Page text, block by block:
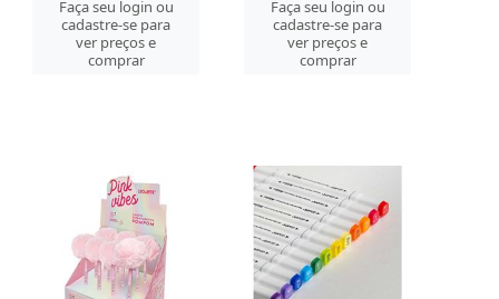
Faça seu login ou
cadastre-se para
ver preços e
comprar
Faça seu login ou
cadastre-se para
ver preços e
comprar